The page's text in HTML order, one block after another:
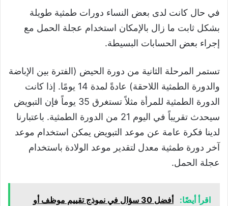
في حال كانت لدى بعض النساء دورات طمثية طويلة
بشكل ثابت ما زال بالإمكان استخدام عجلة الحمل مع
إجراء بعض الحسابات البسيطة.
تستمر المرحلة الثانية من دورة الحيض (الفترة بين الإباضة
والدورة الطمثية اللاحقة) عادةً لمدة 14 يومًا. إذا كانت
الدورة الطمثية للمرأة مثلاً تستغرق 35 يوماً فإن التبويض
سيحدث تقريباً في اليوم 21 من الدورة الطمثية. باعتبارنا
لدينا فكرة عامة عن موعد التبويض يمكن استخدام موعد
آخر دورة طمثية معدل لتقدير موعد الولادة باستخدام
عجلة الحمل.
اقرأ أيضًا:
أفضل 30 سؤال في نموذج تقييم موظف أو